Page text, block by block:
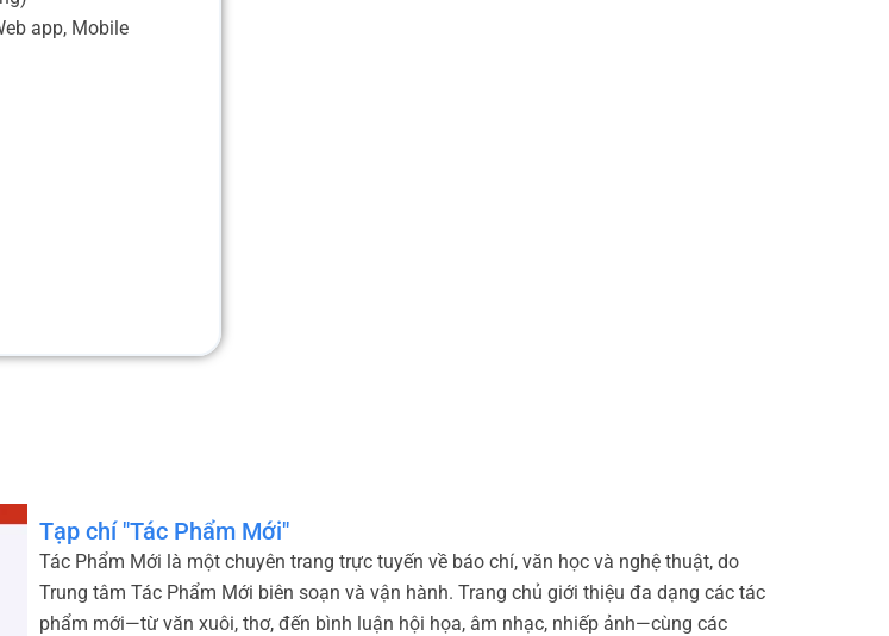
app, Mobile
Tạp chí "Tác Phẩm Mới"
Tác Phẩm Mới là một chuyên trang trực tuyến về báo chí, văn học và nghệ thuật, do
Trung tâm Tác Phẩm Mới biên soạn và vận hành. Trang chủ giới thiệu đa dạng các tác
phẩm mới—từ văn xuôi, thơ, đến bình luận hội họa, âm nhạc, nhiếp ảnh—cùng các